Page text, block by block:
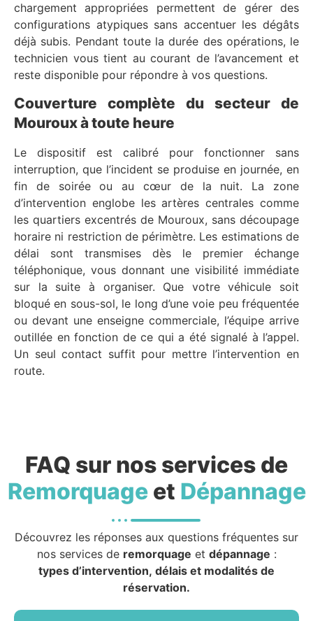
chargement appropriées permettent de gérer des
configurations atypiques sans accentuer les dégâts
déjà subis. Pendant toute la durée des opérations, le
technicien vous tient au courant de l’avancement et
reste disponible pour répondre à vos questions.
Couverture complète du secteur de
Mouroux à toute heure
Le dispositif est calibré pour fonctionner sans
interruption, que l’incident se produise en journée, en
fin de soirée ou au cœur de la nuit. La zone
d’intervention englobe les artères centrales comme
les quartiers excentrés de Mouroux, sans découpage
horaire ni restriction de périmètre. Les estimations de
délai sont transmises dès le premier échange
téléphonique, vous donnant une visibilité immédiate
sur la suite à organiser. Que votre véhicule soit
bloqué en sous-sol, le long d’une voie peu fréquentée
ou devant une enseigne commerciale, l’équipe arrive
outillée en fonction de ce qui a été signalé à l’appel.
Un seul contact suffit pour mettre l’intervention en
route.
FAQ sur nos services de
Remorquageet Dépannage
Découvrez les réponses aux questions fréquentes sur
nos services de remorquage et dépannage :
types d’intervention, délais et modalités de
réservation.